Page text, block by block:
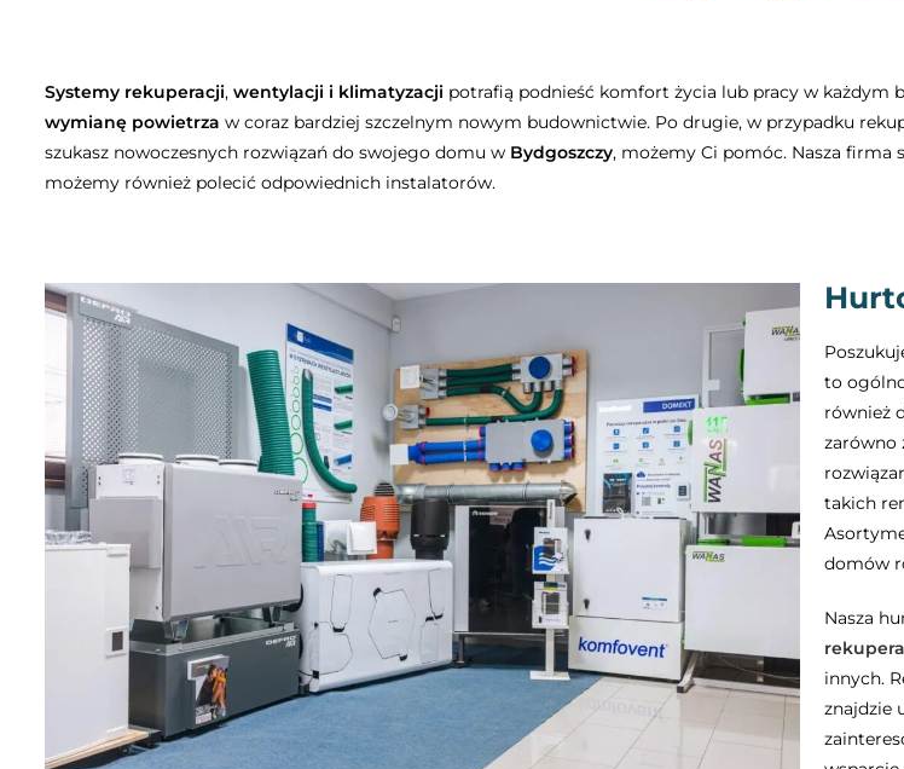
Systemy rekuperacji, wentylacji i klimatyzacji potrafią podnieść komfort życia lub pracy w każdym
wymianę powietrza w coraz bardziej szczelnym nowym budownictwie. Po drugie, w przypadku
szukasz nowoczesnych rozwiązań do swojego domu w Bydgoszczy, możemy Ci pomóc. Nasza firma
możemy również polecić odpowiednich instalatorów.
to
również
zarówno
takich
domów
Nasza
innych.
znajdzie